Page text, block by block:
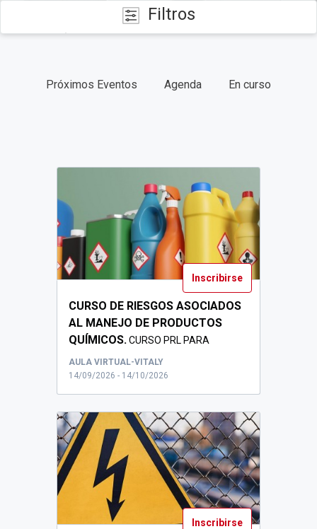
Filtros
FECHASPróximos Eventos Agenda En curso
Inscribirse
CURSO DE RIESGOS ASOCIADOS
AL MANEJO DE PRODUCTOS
QUÍMICOS.CURSO PRL PARA
PERSONAL DE LA URJC
AULA VIRTUAL-VITALY
14/09/2026 - 14/10/2026
Inscribirse